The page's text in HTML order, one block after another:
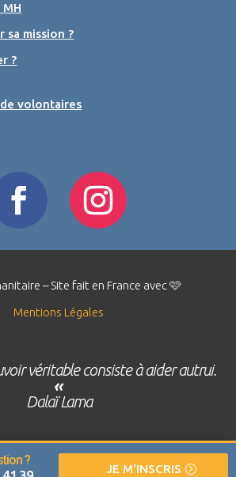
?
JE M'INSCRIS
sa mission ?
?
volontaires
– Site fait en France avec 🩷
Mentions Légales
véritable consiste à aider autrui.
«
Dalaï Lama